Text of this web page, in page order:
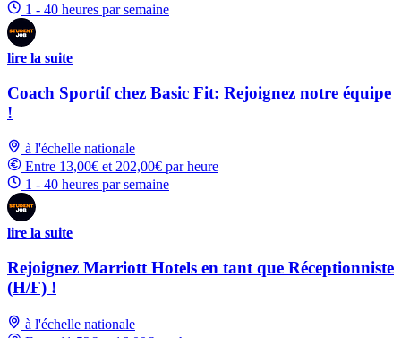
1 - 40 heures par semaine
lire la suite
Coach Sportif chez Basic Fit: Rejoignez notre équipe
!
à l'échelle nationale
Entre 13,00€ et 202,00€ par heure
1 - 40 heures par semaine
lire la suite
Rejoignez Marriott Hotels en tant que Réceptionniste
(H/F) !
à l'échelle nationale